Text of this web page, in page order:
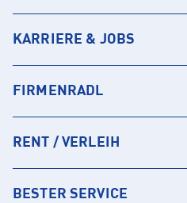
KARRIERE & JOBS
FIRMENRADL
RENT / VERLEIH
BESTER SERVICE